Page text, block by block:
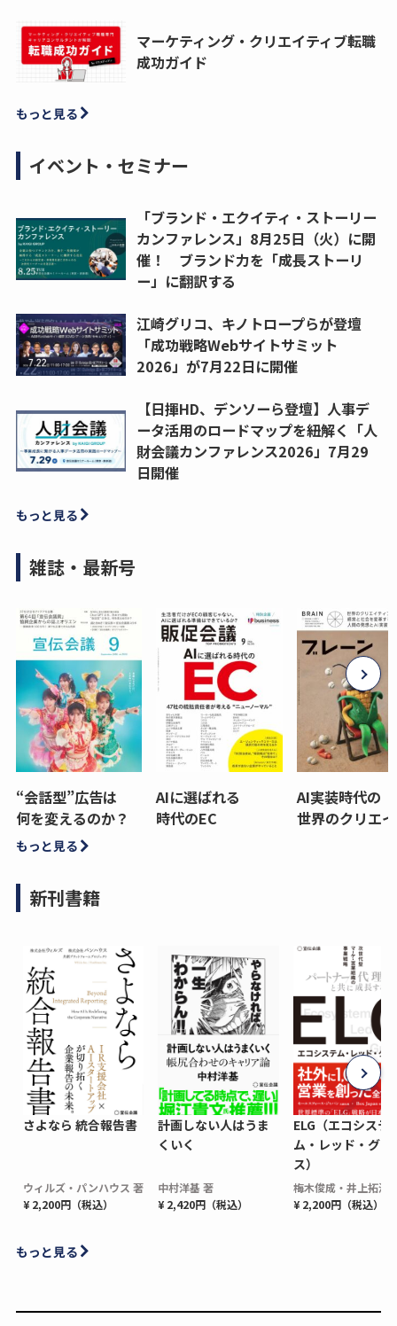
マーケティング・クリエイティブ転職
成功ガイド
もっと見る
イベント・セミナー
「ブランド・エクイティ・ストーリー
カンファレンス」8月25日（火）に開
催！ ブランド力を「成長ストーリ
ー」に翻訳する
江崎グリコ、キノトロープらが登壇
「成功戦略Webサイトサミット
2026」が7月22日に開催
【日揮HD、デンソーら登壇】人事デ
ータ活用のロードマップを紐解く「人
財会議カンファレンス2026」7月29
日開催
もっと見る
雑誌・最新号
“会話型”広告は
何を変えるのか？
AIに選ばれる
時代のEC
AI実装時代の
世界のクリエ
もっと見る
新刊書籍
さよなら 統合報告書
ウィルズ・パンハウス 著
¥ 2,200円（税込）
計画しない人はうま
くいく
中村洋基 著
¥ 2,420円（税込）
ELG（エコシステ
ム・レッド・グロ
ス）
梅木俊成・井上拓海
¥ 2,200円（税込）
もっと見る